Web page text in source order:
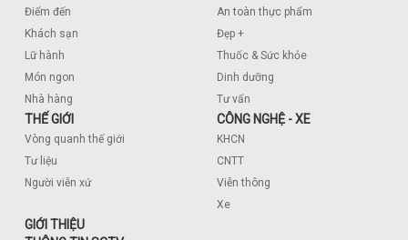
Điểm đến
Khách sạn
Lữ hành
Món ngon
Nhà hàng
An toàn thực phẩm
Đẹp +
Thuốc & Sức khỏe
Dinh dưỡng
Tư vấn
THẾ GIỚI
Vòng quanh thế giới
Tư liệu
Người viễn xứ
CÔNG NGHỆ - XE
KHCN
CNTT
Viễn thông
Xe
GIỚI THIỆU